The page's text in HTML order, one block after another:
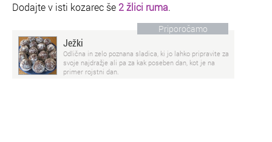
Dodajte v isti kozarec še 2 žlici ruma.
Priporočamo
Ježki
Odlična in zelo poznana sladica, ki jo lahko pripravite za
svoje najdražje ali pa za kak poseben dan, kot je na
primer rojstni dan.